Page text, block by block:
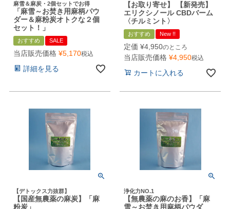
麻雪＆麻炭・2個セットでお得
「麻雪～お焚き用麻柄パウ
ダー＆麻粉炭オトクな２個
セット！」
おすすめ SALE
当店販売価格 ¥5,170税込
詳細を見る
【お取り寄せ】 【新発売】
エリクシノール CBDバーム
〈チルミント〉
おすすめ New !!
定価 ¥4,950のところ
当店販売価格 ¥4,950税込
カートに入れる
【デトックス力抜群】
【国産無農薬の麻炭】「麻
粉炭」
浄化力NO.1
【無農薬の麻のお香】「麻
雪～お焚き用麻柄パウダ